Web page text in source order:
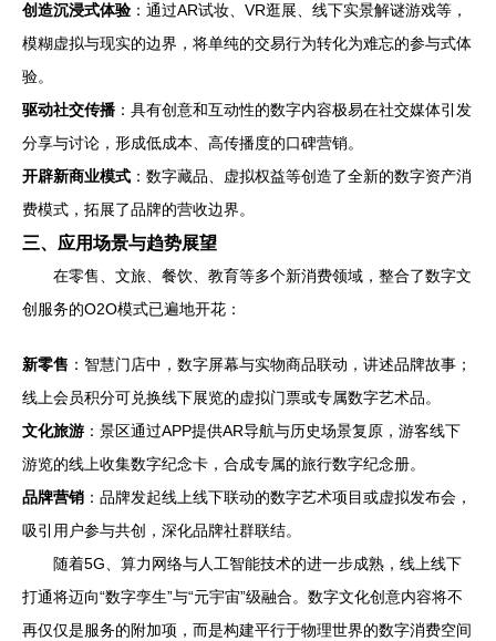
创造沉浸式体验 ：通过AR试妆、VR逛展、线下实景解谜游戏等，
模糊虚拟与现实的边界，将单纯的交易行为转化为难忘的参与式体
验。
驱动社交传播 ：具有创意和互动性的数字内容极易在社交媒体引发
分享与讨论，形成低成本、高传播度的口碑营销。
开辟新商业模式 ：数字藏品、虚拟权益等创造了全新的数字资产消
费模式，拓展了品牌的营收边界。
三、应用场景与趋势展望
在零售、文旅、餐饮、教育等多个新消费领域，整合了数字文
创服务的O2O模式已遍地开花：
新零售 ：智慧门店中，数字屏幕与实物商品联动，讲述品牌故事；
线上会员积分可兑换线下展览的虚拟门票或专属数字艺术品。
文化旅游 ：景区通过APP提供AR导航与历史场景复原，游客线下
游览的线上收集数字纪念卡，合成专属的旅行数字纪念册。
品牌营销 ：品牌发起线上线下联动的数字艺术项目或虚拟发布会，
吸引用户参与共创，深化品牌社群联结。
随着5G、算力网络与人工智能技术的进一步成熟，线上线下
打通将迈向“数字孪生”与“元宇宙”级融合。数字文化创意内容将不
再仅仅是服务的附加项，而是构建平行于物理世界的数字消费空间